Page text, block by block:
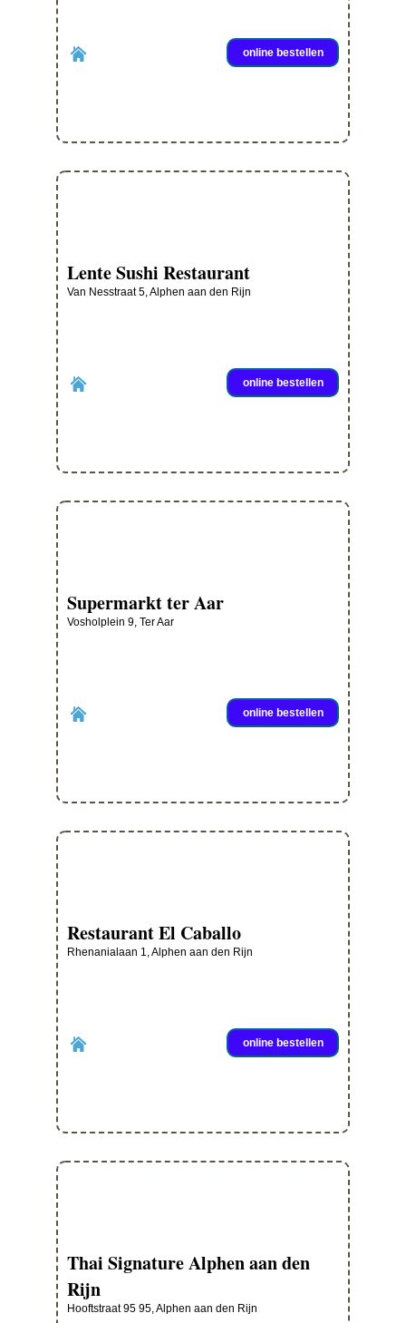
online bestellen
Lente Sushi Restaurant
Van Nesstraat 5, Alphen aan den Rijn
online bestellen
Supermarkt ter Aar
Vosholplein 9, Ter Aar
online bestellen
Restaurant El Caballo
Rhenanialaan 1, Alphen aan den Rijn
online bestellen
Thai Signature Alphen aan den
Rijn
Hooftstraat 95 95, Alphen aan den Rijn